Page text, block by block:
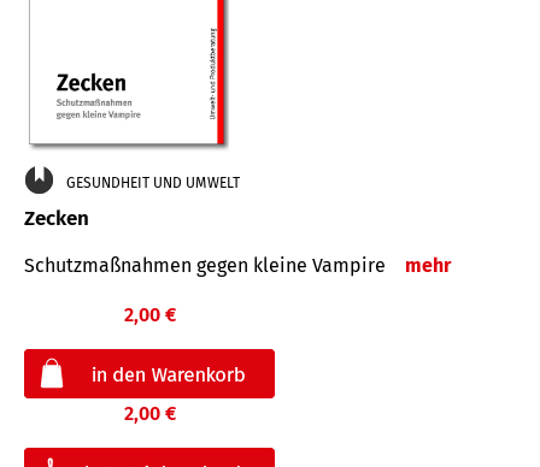
GESUNDHEIT UND UMWELT
Zecken
Schutz­maß­nahmen gegen kleine Vampire mehr
2,00 €
2,00 €